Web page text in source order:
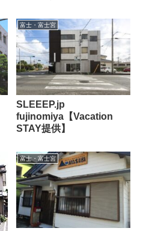
富士・富士宮
SLEEEP.jp
fujinomiya【Vacation
STAY提供】
富士・富士宮